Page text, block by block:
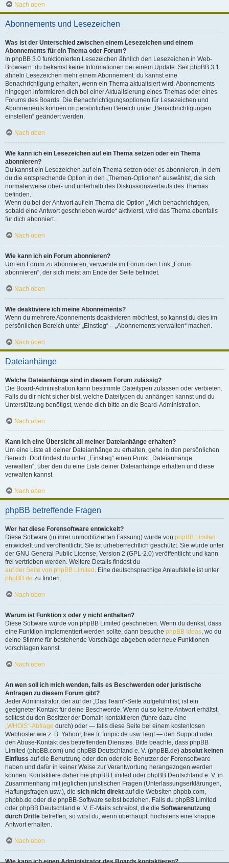
Nach oben
Abonnements und Lesezeichen
Was ist der Unterschied zwischen einem Lesezeichen und einem
Abonnements für ein Thema oder Forum?
In phpBB 3.0 funktionierten Lesezeichen ähnlich den Lesezeichen in Web-
Browsern: du bekamst keine Informationen bei einem Update. Seit phpBB 3.1
ähneln Lesezeichen mehr einem Abonnement: du kannst eine
Benachrichtigung erhalten, wenn ein Thema aktualisiert wird. Abonnements
hingegen informieren dich bei einer Aktualisierung eines Themas oder eines
Forums des Boards. Die Benachrichtigungsoptionen für Lesezeichen und
Abonnements können im persönlichen Bereich unter „Benachrichtigungen
einstellen“ geändert werden.
Nach oben
Wie kann ich ein Lesezeichen auf ein Thema setzen oder ein Thema
abonnieren?
Du kannst ein Lesezeichen auf ein Thema setzen oder es abonnieren, in dem
du die entsprechende Option in den „Themen-Optionen“ auswählst, die sich
normalerweise ober- und unterhalb des Diskussionsverlaufs des Themas
befinden.
Wenn du bei der Antwort auf ein Thema die Option „Mich benachrichtigen,
sobald eine Antwort geschrieben wurde“ aktivierst, wird das Thema ebenfalls
für dich abonniert.
Nach oben
Wie kann ich ein Forum abonnieren?
Um ein Forum zu abonnieren, verwende im Forum den Link „Forum
abonnieren“, der sich meist am Ende der Seite befindet.
Nach oben
Wie deaktiviere ich meine Abonnements?
Wenn du mehrere Abonnements deaktivieren möchtest, so kannst du dies im
persönlichen Bereich unter „Einstieg“ – „Abonnements verwalten“ machen.
Nach oben
Dateianhänge
Welche Dateianhänge sind in diesem Forum zulässig?
Die Board-Administration kann bestimmte Dateitypen zulassen oder verbieten.
Falls du dir nicht sicher bist, welche Dateitypen du anhängen kannst und du
Unterstützung benötigst, wende dich bitte an die Board-Administration.
Nach oben
Kann ich eine Übersicht all meiner Dateianhänge erhalten?
Um eine Liste all deiner Dateianhänge zu erhalten, gehe in den persönlichen
Bereich. Dort findest du unter „Einstieg“ einen Punkt „Dateianhänge
verwalten“, über den du eine Liste deiner Dateianhänge erhalten und diese
verwalten kannst.
Nach oben
phpBB betreffende Fragen
Wer hat diese Forensoftware entwickelt?
Diese Software (in ihrer unmodifizierten Fassung) wurde von phpBB Limited
entwickelt und veröffentlicht. Sie ist urheberrechtlich geschützt. Sie wurde unter
der GNU General Public License, Version 2 (GPL-2.0) veröffentlicht und kann
frei vertrieben werden. Weitere Details findest du
auf der Seite von phpBB Limited . Eine deutschsprachige Anlaufstelle ist unter
phpBB.de zu finden.
Nach oben
Warum ist Funktion x oder y nicht enthalten?
Diese Software wurde von phpBB Limited geschrieben. Wenn du denkst, dass
eine Funktion implementiert werden sollte, dann besuche phpBB Ideas, wo du
deine Stimme für bestehende Vorschläge abgeben oder neue Funktionen
vorschlagen kannst.
Nach oben
An wen soll ich mich wenden, falls es Beschwerden oder juristische
Anfragen zu diesem Forum gibt?
Jeder Administrator, der auf der „Das Team“-Seite aufgeführt ist, ist ein
geeigneter Kontakt für deine Beschwerde. Wenn du so keine Antwort erhältst,
solltest du den Besitzer der Domain kontaktieren (führe dazu eine
„WHOIS“-Abfrage durch) oder — falls diese Seite bei einem kostenlosen
Webhoster wie z. B. Yahoo!, free.fr, funpic.de usw. liegt — den Support oder
den Abuse-Kontakt des betreffenden Dienstes. Bitte beachte, dass phpBB
Limited (phpBB.com) und phpBB Deutschland e. V. (phpBB.de) absolut keinen
Einfluss auf die Benutzung oder den oder die Benutzer der Forensoftware
haben und dafür in keiner Weise zur Verantwortung herangezogen werden
können. Kontaktiere daher nie phpBB Limited oder phpBB Deutschland e. V. in
Zusammenhang mit jeglichen juristischen Fragen (Unterlassungserklärungen,
Haftungsfragen usw.), die sich nicht direkt auf die Websiten phpbb.com,
phpbb.de oder die phpBB-Software selbst beziehen. Falls du phpBB Limited
oder phpBB Deutschland e. V. E-Mails schreibst, die die Softwarenutzung
durch Dritte betreffen, so wirst du, wenn überhaupt, höchstens eine knappe
Antwort erhalten.
Nach oben
Wie kann ich einen Administrator des Boards kontaktieren?